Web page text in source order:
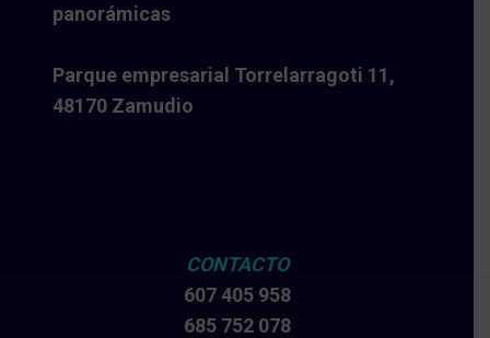
panorámicas
Parque empresarial Torrelarragoti 11,
48170 Zamudio
CONTACTO
607 405 958
685 752 078